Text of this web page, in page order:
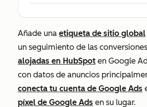
Añade una etiqueta de sitio global
un seguimiento de las
alojadas en HubSpot en Google
con datos de anuncios
conecta tu cuenta de Google Ads
píxel de Google Ads en su lugar.